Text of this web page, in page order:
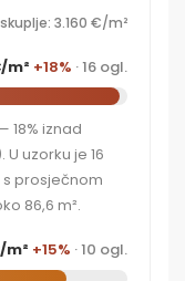
3.160 €/m²
m² +18% · 16 ogl.
18% iznad
uzorku je 16
prosječnom
86,6 m².
m² +15% · 10 ogl.